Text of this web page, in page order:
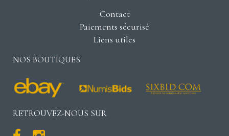
Contact
Paiements sécurisé
Liens utiles
NOS BOUTIQUES
RETROUVEZ-NOUS SUR